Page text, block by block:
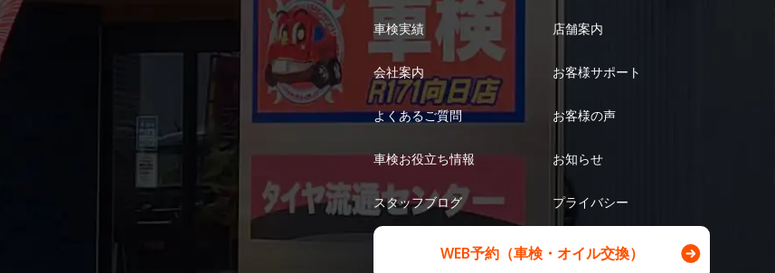
車検実績 店舗案内
会社案内 お客様サポート
よくあるご質問 お客様の声
車検お役立ち情報 お知らせ
スタッフブログ プライバシー
WEB予約（車検・オイル交換）